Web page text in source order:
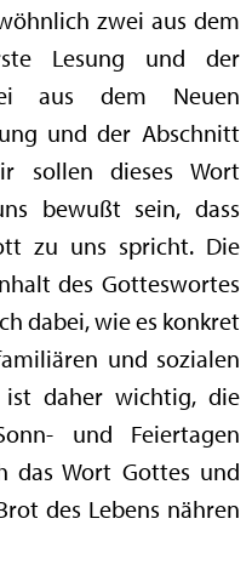
zwei aus dem
Lesung und der
aus dem Neuen
und der Abschnitt
sollen dieses Wort
bewußt sein, dass
zu uns spricht. Die
des Gotteswortes
dabei, wie es konkret
und sozialen
ist daher wichtig, die
und Feiertagen
das Wort Gottes und
des Lebens nähren